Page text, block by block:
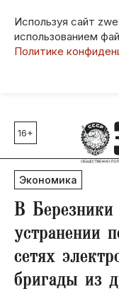
Используя сайт
использованием
Политике
Главные темы
80 лет Победы
Молодежная
СВО
Социальная
Инфраструктура
Благоустройство
16+
Экономика
В
устранении
сетях
бригады из